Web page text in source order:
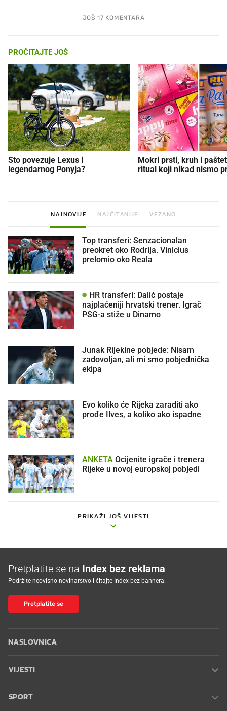
JOŠ 17 KOMENTARA
PROČITAJTE JOŠ
Što povezuje Lexus i
legendarnog Ponyja?
Mokri prsti, kruh i
ritual koji nikad nismo
NAJNOVIJE NAJČITANIJE VEZANO
Top transferi: Senzacionalan
preokret oko Rodrija. Vinicius
prelomio oko Reala
HR transferi: Dalić postaje
najplaćeniji hrvatski trener. Igrač
PSG-a stiže u Dinamo
Junak Rijekine pobjede: Nisam
zadovoljan, ali mi smo pobjednička
ekipa
Evo koliko će Rijeka zaraditi ako
prođe Ilves, a koliko ako ispadne
ANKETA
Rijeke u novoj europskoj pobjedi
PRIKAŽI JOŠ VIJESTI
Pretplatite se na Index bez reklama
Podržite neovisno novinarstvo i čitajte Index bez bannera.
Pretplatite se
NASLOVNICA
VIJESTI
SPORT